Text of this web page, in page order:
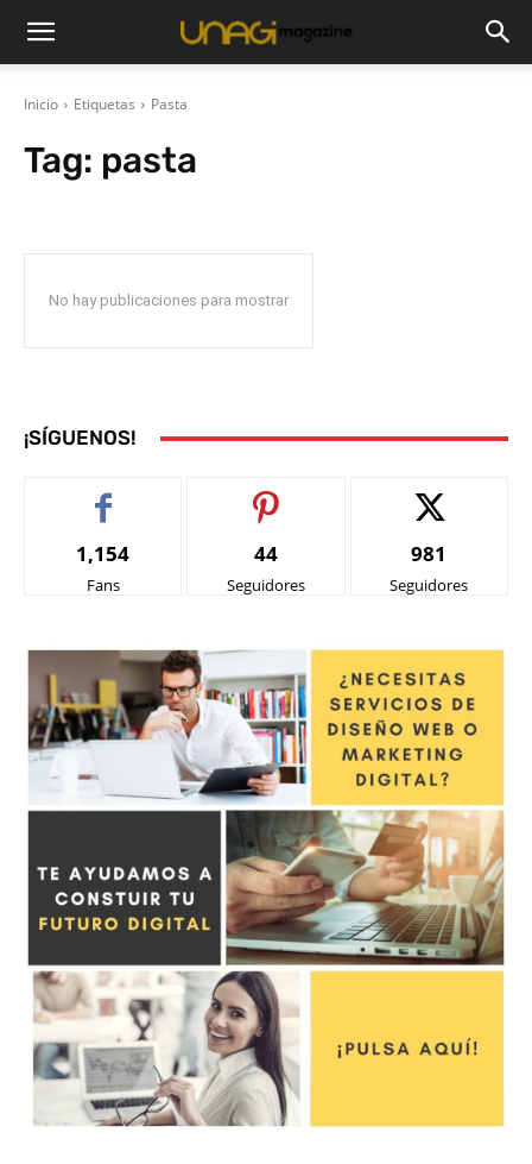
Inicio Etiquetas Pasta
Tag: pasta
No hay publicaciones para mostrar
¡SÍGUENOS!
1,154
Fans
44
Seguidores
981
Seguidores